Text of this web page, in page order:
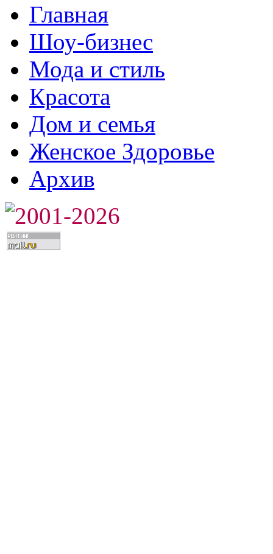
Главная
Шоу-бизнес
Мода и стиль
Красота
Дом и семья
Женское Здоровье
Архив
2001-2026